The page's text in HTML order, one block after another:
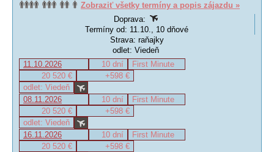
Zobraziť všetky termíny a popis zájazdu »
Doprava:
Termíny od: 11.10., 10 dňové
Strava: raňajky
odlet: Viedeň
11.10.2026
10 dní
First Minute
20 520 €
+598 €
odlet: Viedeň
08.11.2026
10 dní
First Minute
20 520 €
+598 €
odlet: Viedeň
16.11.2026
10 dní
First Minute
20 520 €
+598 €